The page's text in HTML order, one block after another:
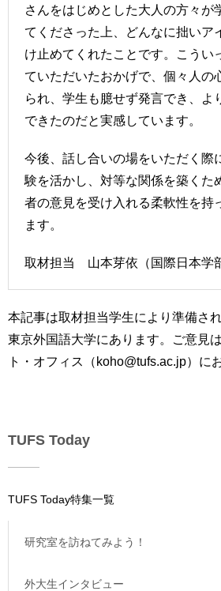
さんをはじめとした大人の方々が
てくださった上、どんなに拙いア
け止めてくれたことです。こうい
ていただいたおかげで、個々人の
られ、学生も臆せず発言でき、よ
できたのだと実感しています。
今後、話し合いの場をいただく際
験を活かし、対等な関係を築くた
者の意見を受け入れる柔軟性を持
ます。
取材担当 山本芽依（国際日本学
本記事は取材担当学生により準備さ
東京外国語大学にあります。ご意見
ト・オフィス（koho@tufs.ac.jp）に
TUFS Today
TUFS Today特集一覧
研究室を訪ねてみよう！
外大生インタビュー